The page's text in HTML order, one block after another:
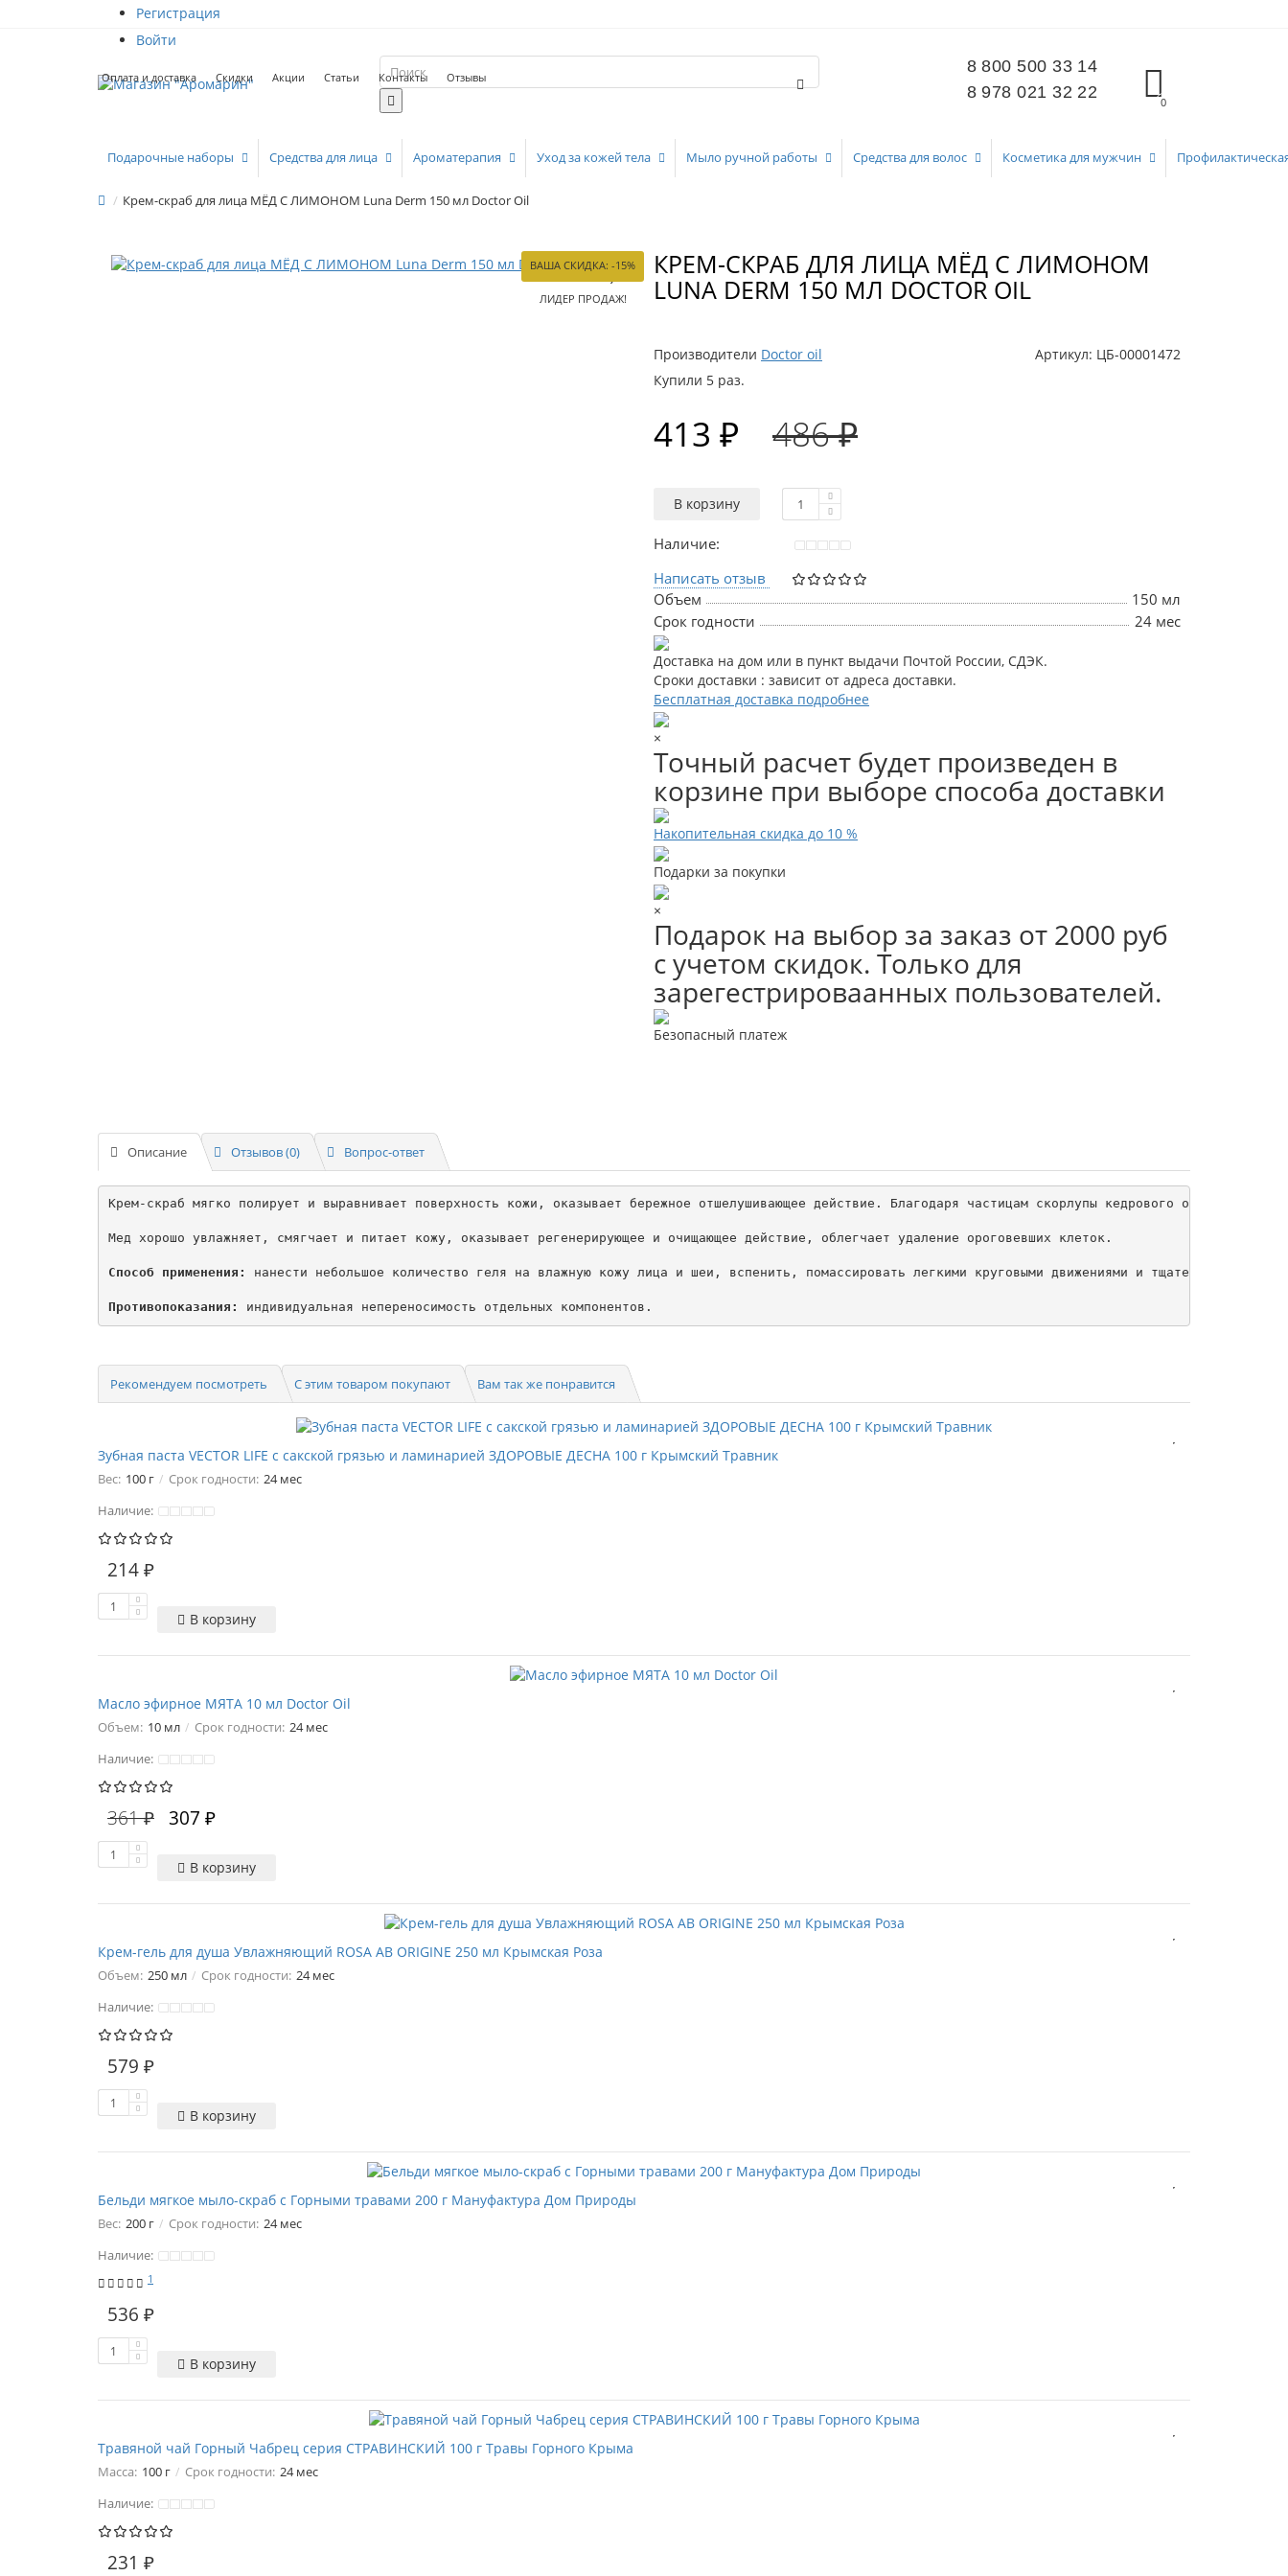
Регистрация
Войти
Оплата и доставка Скидки Акции Статьи Контакты Отзывы
8 800 500 33 14
8 978 021 32 22
0
Подарочные наборы Средства для лица Ароматерапия Уход за кожей тела Мыло ручной работы Средства для волос Косметика для мужчин
Крем-скраб для лица МЁД С ЛИМОНОМ Luna Derm 150 мл Doctor Oil
ВАША СКИДКА: -15%
ЛИДЕР ПРОДАЖ!
КРЕМ-СКРАБ ДЛЯ ЛИЦА МЁД С ЛИМОНОМ
LUNA DERM 150 МЛ DOCTOR OIL
Производители Doctor oil Артикул: ЦБ-00001472
Купили 5 раз.
413 ₽ 486 ₽
В корзину
Наличие:
Написать отзыв
Объем
150 мл
Срок годности
24 мес
Доставка на дом или в пункт выдачи Почтой России, СДЭК.
Сроки доставки : зависит от адреса доставки.
Бесплатная доставка подробнее
×
Точный расчет будет произведен в
корзине при выборе способа доставки
Накопительная скидка до 10 %
Подарки за покупки
×
Подарок на выбор за заказ от 2000 руб
с учетом скидок. Только для
зарегестрироваанных пользователей.
Безопасный платеж
Описание Отзывов (0) Вопрос-ответ
Крем-скраб мягко полирует и выравнивает поверхность кожи, оказывает бережное отшелушивающее действие. Благодаря частицам скорлупы кедрового ореха,
Мед хорошо увлажняет, смягчает и питает кожу, оказывает регенерирующее и очищающее действие, облегчает удаление ороговевших клеток.
Способ применения: нанести небольшое количество геля на влажную кожу лица и шеи, вспенить, помассировать легкими круговыми движениями и тщательно смыть
Противопоказания:
Рекомендуем посмотреть С этим товаром покупают Вам так же понравится
Зубная паста VECTOR LIFE с сакской грязью и ламинарией ЗДОРОВЫЕ ДЕСНА 100 г Крымский Травник
Вес: 100 г Срок годности: 24 мес
Наличие:
214 ₽
В корзину
Масло эфирное МЯТА 10 мл Doctor Oil
Объем: 10 мл Срок годности: 24 мес
Наличие:
361 ₽ 307 ₽
В корзину
Крем-гель для душа Увлажняющий ROSA AB ORIGINE 250 мл Крымская Роза
Объем: 250 мл Срок годности: 24 мес
Наличие:
579 ₽
В корзину
Бельди мягкое мыло-скраб с Горными травами 200 г Мануфактура Дом Природы
Вес: 200 г Срок годности: 24 мес
Наличие:
1
536 ₽
В корзину
Травяной чай Горный Чабрец серия СТРАВИНСКИЙ 100 г Травы Горного Крыма
Масса: 100 г Срок годности: 24 мес
Наличие:
231 ₽